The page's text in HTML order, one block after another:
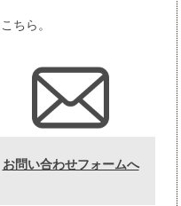
ちら。
お問い合わせフォームへ